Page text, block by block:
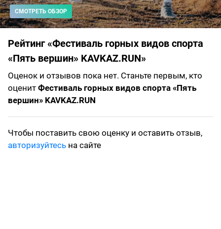
СМОТРЕТЬ ОБЗОР
Рейтинг «Фестиваль горных видов спорта
«Пять вершин» KAVKAZ.RUN»
Оценок и отзывов пока нет. Станьте первым, кто
оценит Фестиваль горных видов спорта «Пять
вершин» KAVKAZ.RUN
Чтобы поставить свою оценку и оставить отзыв,
авторизуйтесь на сайте